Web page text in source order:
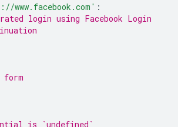
www.facebook.com' :
login using Facebook Login
form
is `undefined`